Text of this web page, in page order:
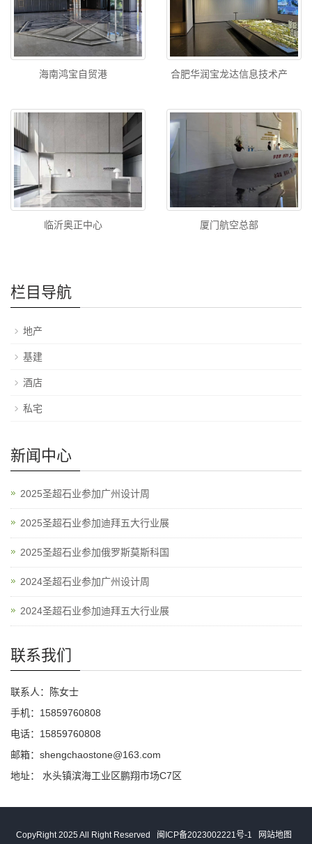
海南鸿宝自贸港 合肥华润宝龙达信息技术产
临沂奥正中心 厦门航空总部
栏目导航
地产
基建
酒店
私宅
新闻中心
2025圣超石业参加广州设计周
2025圣超石业参加迪拜五大行业展
2025圣超石业参加俄罗斯莫斯科国
2024圣超石业参加广州设计周
2024圣超石业参加迪拜五大行业展
联系我们
联系人：陈女士
手机：15859760808
电话：15859760808
邮箱：shengchaostone@163.com
地址： 水头镇滨海工业区鹏翔市场C7区
CopyRight 2025 All Right Reserved 闽ICP备2023002221号-1 网站地图